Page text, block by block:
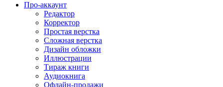
Про-аккаунт
Редактор
Корректор
Простая верстка
Сложная верстка
Дизайн обложки
Иллюстрации
Тираж книги
Аудиокнига
Офлайн-продажи